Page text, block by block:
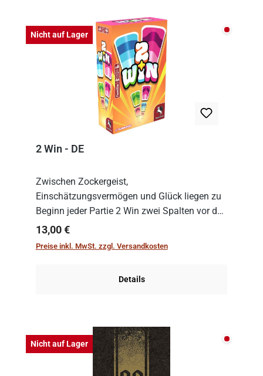
Nicht auf Lager Nicht
2 Win - DE
Zwischen Zockergeist,
Einschätzungsvermögen und Glück liegen zu
Beginn jeder Partie 2 Win zwei Spalten vor den
Spielenden aus, die es in die Höhe zu treiben
gilt. Doch das geht natürlich nur, solange man
Regulärer Preis:
13,00 €
Preise inkl. MwSt. zzgl. Versandkosten
Details
Nicht auf Lager Nicht